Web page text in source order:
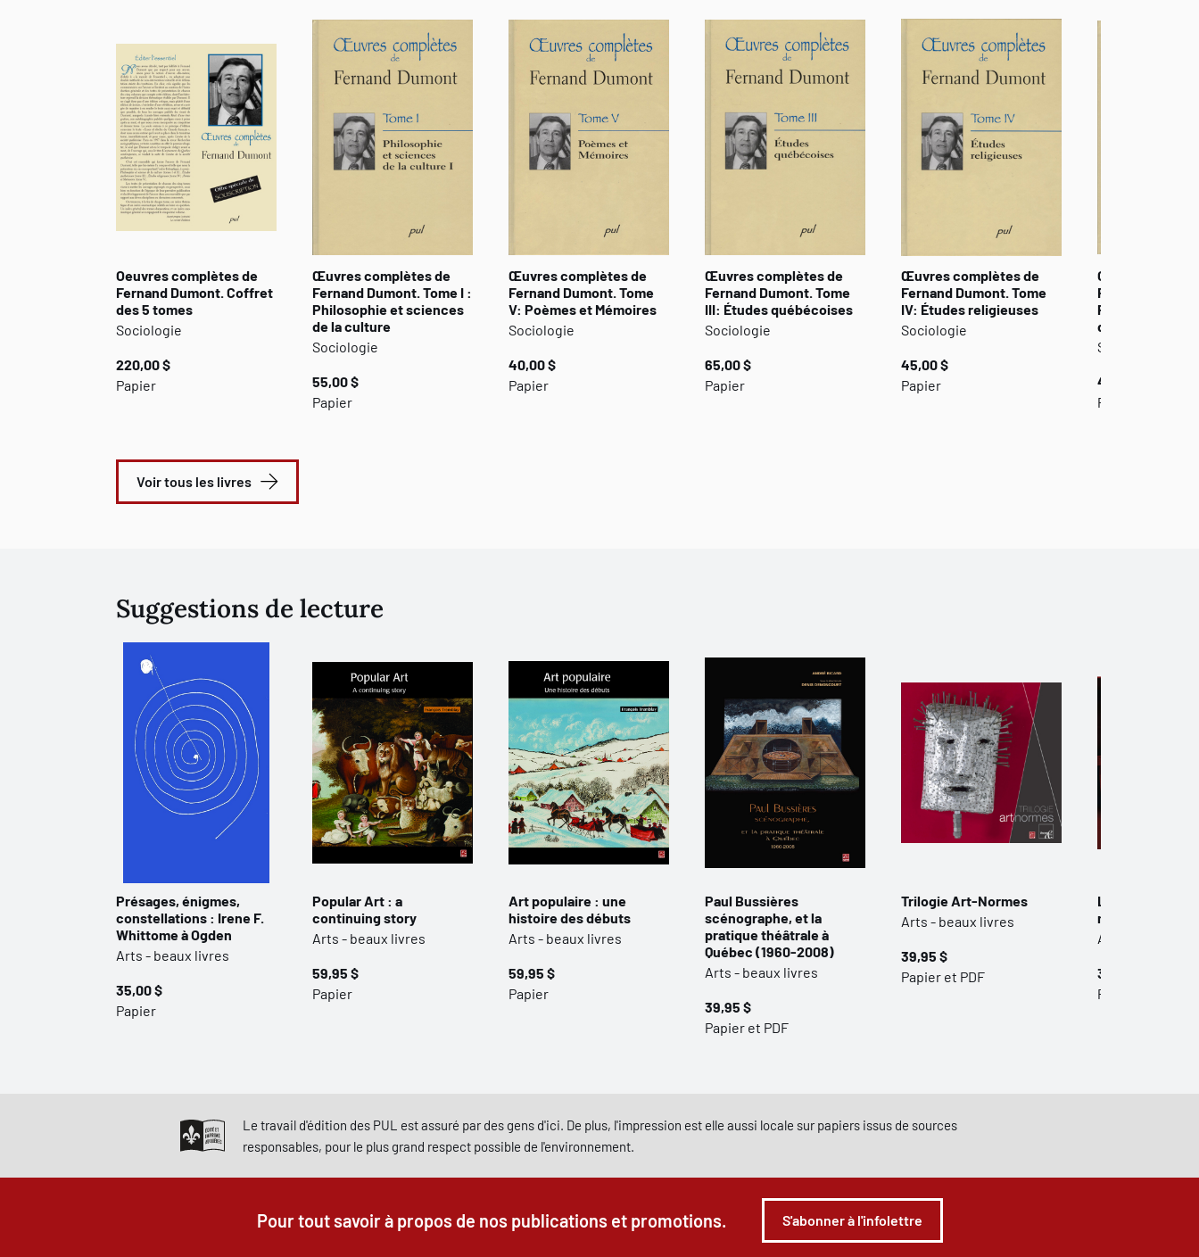
Oeuvres complètes de
Fernand Dumont. Coffret
des 5 tomes
Sociologie
220,00 $
Papier
Œuvres complètes de
Fernand Dumont. Tome I :
Philosophie et sciences
de la culture
Sociologie
55,00 $
Papier
Œuvres complètes de
Fernand Dumont. Tome
V: Poèmes et Mémoires
Sociologie
40,00 $
Papier
Œuvres complètes de
Fernand Dumont. Tome
III: Études québécoises
Sociologie
65,00 $
Papier
Œuvres complètes de
Fernand Dumont. Tome
IV: Études religieuses
Sociologie
45,00 $
Papier
Oeuvres
Fernand
Philosophie et
de la culture II
Sociologie
45,00 $
Papier
Voir tous les livres
Suggestions de lecture
Présages, énigmes,
constellations : Irene F.
Whittome à Ogden
Arts - beaux livres
35,00 $
Papier
Popular Art : a
continuing story
Arts - beaux livres
59,95 $
Papier
Art populaire : une
histoire des débuts
Arts - beaux livres
59,95 $
Papier
Paul Bussières
scénographe, et la
pratique théâtrale à
Québec (1960-2008)
Arts - beaux livres
39,95 $
Papier et PDF
Trilogie Art-Normes
Arts - beaux livres
39,95 $
Papier et PDF
Les Violons du
mesure d’un
Arts - beaux
39,95 $
Papier
Le travail d'édition des PUL est assuré par des gens d'ici. De plus, l'impression est elle aussi locale sur papiers issus de sources
responsables, pour le plus grand respect possible de l'environnement.
Pour tout savoir à propos de nos publications et promotions. S'abonner à l'infolettre